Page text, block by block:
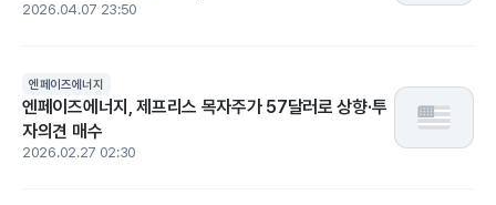
2026.04.07 23:50
엔페이즈에너지
엔페이즈에너지, 제프리스 목자주가 57달러로 상향·투
자의견 매수
2026.02.27 02:30